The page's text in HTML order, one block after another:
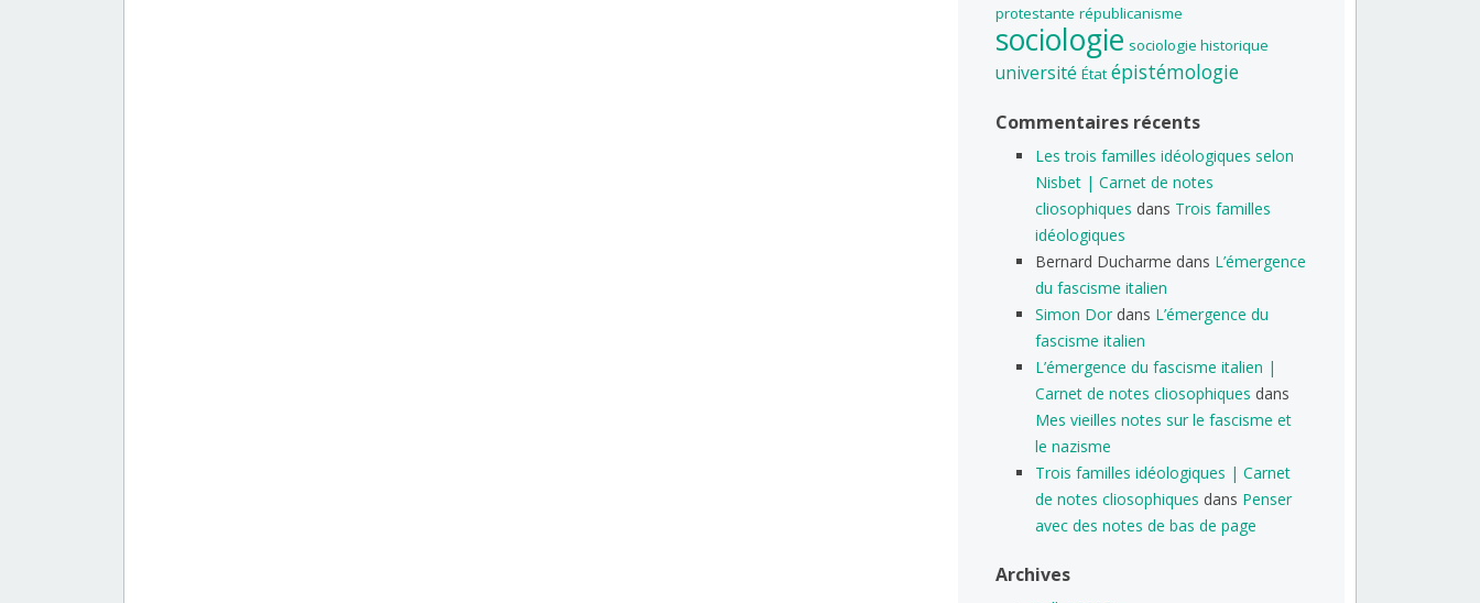
protestante républicanisme
sociologie sociologie historique
université État épistémologie
Commentaires récents
Les trois familles idéologiques selon
Nisbet | Carnet de notes
cliosophiques dans Trois familles
idéologiques
Bernard Ducharme dans L’émergence
du fascisme italien
Simon Dordans L’émergence du
fascisme italien
L’émergence du fascisme italien |
Carnet de notes cliosophiques dans
Mes vieilles notes sur le fascisme et
le nazisme
Trois familles idéologiques | Carnet
de notes cliosophiques dans Penser
avec des notes de bas de page
Archives